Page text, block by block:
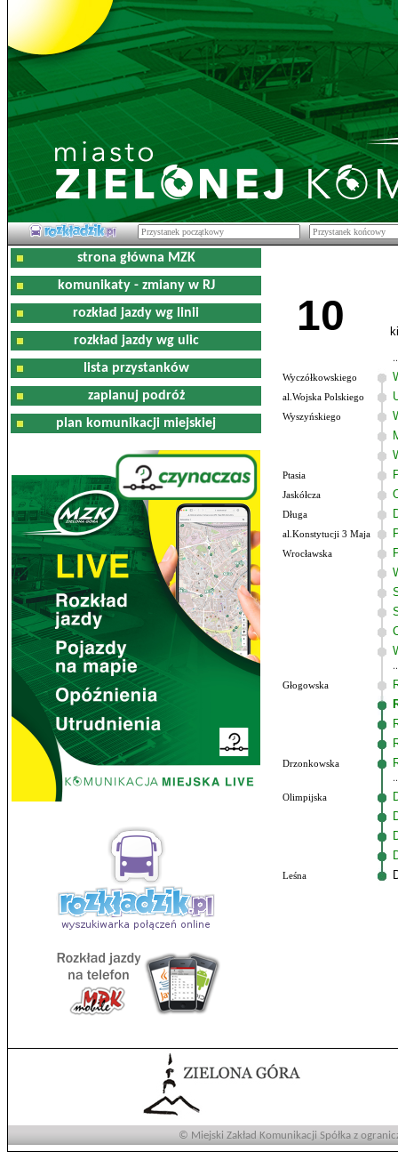
strona główna MZK
komunikaty - zmiany w RJ
rozkład jazdy wg linii
rozkład jazdy wg ulic
lista przystanków
zaplanuj podróż
plan komunikacji miejskiej
10
Wyczółkowskiego
al.Wojska Polskiego
Wyszyńskiego
Ptasia
Jaskółcza
Długa
al.Konstytucji 3 Maja
Wrocławska
Głogowska
Drzonkowska
Olimpijska
Leśna
© Miejski Zakład Komunikacji Spółka z